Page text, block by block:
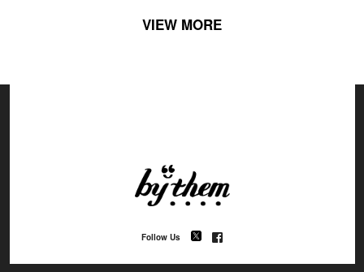
VIEW MORE
Follow Us